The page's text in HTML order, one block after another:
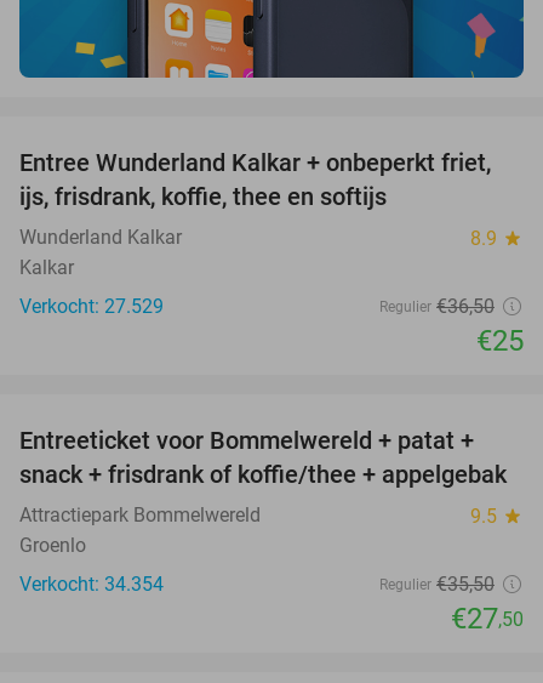
32%
Entree Wunderland Kalkar + onbeperkt friet,
ijs, frisdrank, koffie, thee en softijs
Wunderland Kalkar 8.9 star
Kalkar
Verkocht: 27.529
Regulier €36,50
€25
23%
Entreeticket voor Bommelwereld + patat +
snack + frisdrank of koffie/thee + appelgebak
Attractiepark Bommelwereld 9.5 star
Groenlo
Verkocht: 34.354
Regulier €35,50
€27,50